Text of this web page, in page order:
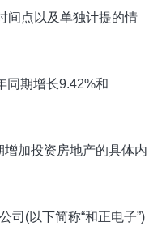
间点以及单独计提的情
同期增长9.42%和
加投资房地产的具体内
司(以下简称“和正电子”)